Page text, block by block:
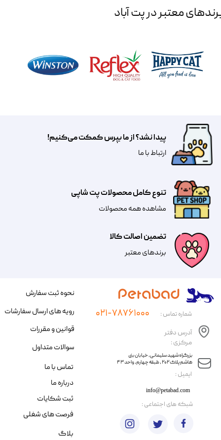
معتبر در پت آباد
تضمین اصالت کالا
​​برندهای معتبر​​​​​​​
تنوع کامل محصولات پت شاپی
مشاهده همه محصولات
پیدا نشد؟ از ما بپرس کمکت می‌کنیم!
​​​ارتباط با ما
​ایمیل :
آدرس دفتر
مرکزی :
info@petabad.com
​​بزرگراه شهید سلیمانی، خیابان بنی
هاشم پلاک ۲۰۲ ، طبقه چهارم، واحد ۴۳
شماره تماس : ۰۲۱-۷۸۷۶۱۰۰۰
نحوه ثبت سفارش
رویه های ارسال سفارشات
قوانین و مقررات
سوالات متداول
تماس با ما
درباره ما
ثبت شکایات
فرصت های شغلی
​شبکه های اجتماعی :
بلاگ